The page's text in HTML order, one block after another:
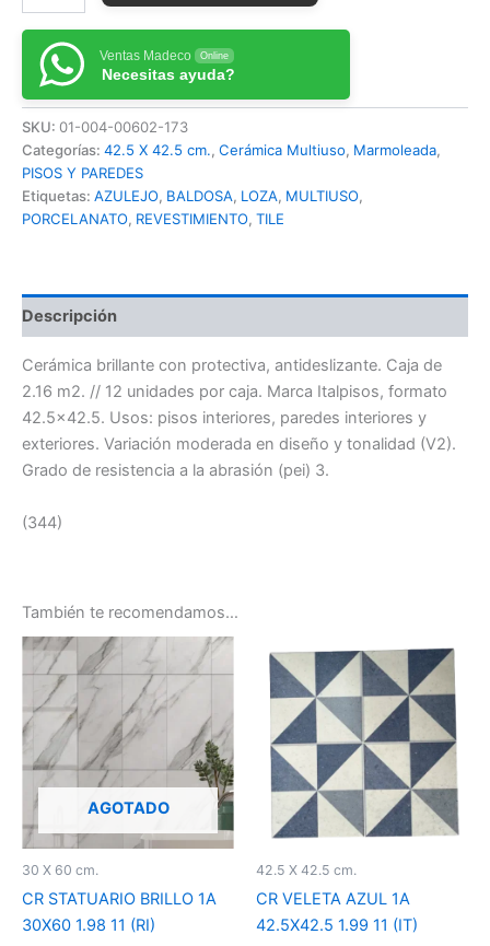
Ventas Madeco Online
Necesitas ayuda?
SKU: 01-004-00602-173
Categorías: 42.5 X 42.5 cm., Cerámica Multiuso, Marmoleada,
PISOS Y PAREDES
Etiquetas: AZULEJO, BALDOSA, LOZA, MULTIUSO,
PORCELANATO, REVESTIMIENTO, TILE
Descripción
Cerámica brillante con protectiva, antideslizante. Caja de
2.16 m2. // 12 unidades por caja. Marca Italpisos, formato
42.5×42.5. Usos: pisos interiores, paredes interiores y
exteriores. Variación moderada en diseño y tonalidad (V2).
Grado de resistencia a la abrasión (pei) 3.
(344)
También te recomendamos…
AGOTADO
30 X 60 cm.
CR STATUARIO BRILLO 1A
30X60 1.98 11 (RI)
42.5 X 42.5 cm.
CR VELETA AZUL 1A
42.5X42.5 1.99 11 (IT)